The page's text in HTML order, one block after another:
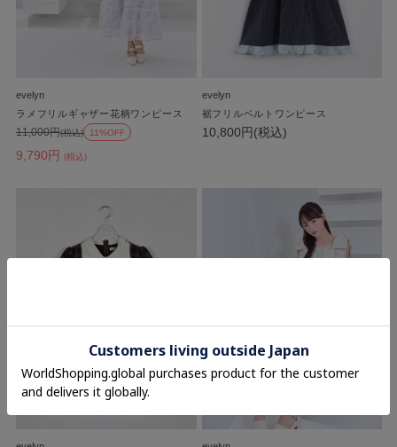
evelyn
ラメフリルギャザー花柄ワンピース
9,790円 (税込)
11,000円(税込) 11%OFF
evelyn
裾フリルベルトワンピース
10,800円(税込)